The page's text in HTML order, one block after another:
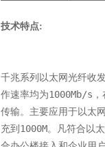
技术特点:
千兆系列以太网光纤收
作速率均为1000Mb/s
传输。主要应用于以太
充到1000M。凡符合以